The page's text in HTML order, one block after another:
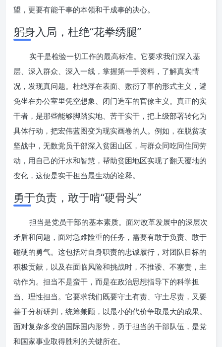
望，更要有能干事的本领和干成事的决心。
躬身入局，杜绝“花拳绣腿”
实干是检验一切工作的最高标准。它要求我们深入基
层、深入群众、深入一线，掌握第一手资料，了解真实情
况，发现真问题。杜绝浮在表面、敷衍了事的形式主义，避
免坐在办公室里凭空想象、闭门造车的官僚主义。真正的实
干者，是那些能够脚踏实地、苦干实干，把上级部署转化为
具体行动，把宏伟蓝图变为现实画卷的人。例如，在脱贫攻
坚战中，无数党员干部深入贫困山区，与群众同吃同住同劳
动，用自己的汗水和智慧，帮助贫困地区实现了翻天覆地的
变化，这便是实干担当最生动的诠释。
勇于负责，敢于啃“硬骨头”
担当是党员干部的基本素质。面对改革发展中的深层次
矛盾和问题，面对急难险重的任务，需要有敢于负责、敢于
碰硬的勇气。这包括对自身职责的忠诚履行，对团队目标的
积极贡献，以及在面临风险和挑战时，不推诿、不塞责，主
动作为。担当不是蛮干，而是在政治思想指导下的科学担
当、理性担当。它要求我们既要守土有责、守土尽责，又要
善于分析研判，统筹兼顾，以最小的代价争取最大的成果。
面对复杂多变的国际国内形势，勇于担当的干部队伍，是党
和国家事业取得胜利的关键所在。